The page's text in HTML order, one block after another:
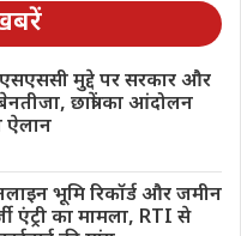
मुद्दे पर सरकार और
बेनतीजा, छात्रों का आंदोलन
ऐलान
भूमि रिकॉर्ड और जमीन
एंट्री का मामला, RTI से